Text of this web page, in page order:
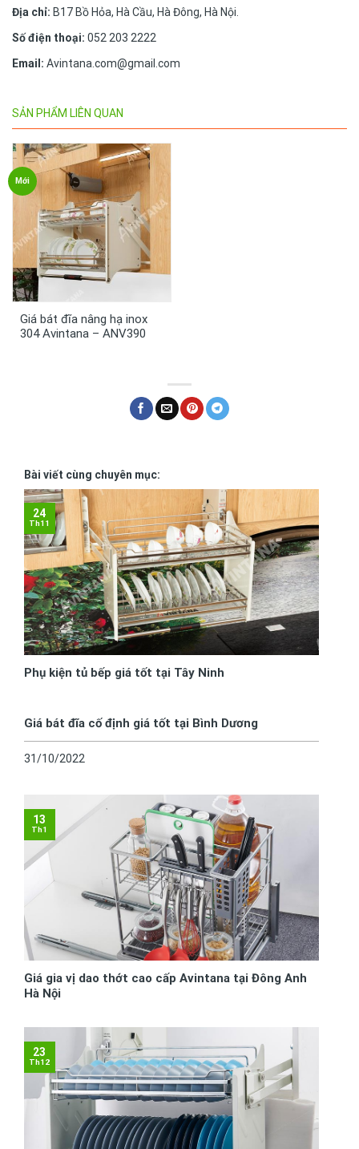
Địa chỉ: B17 Bồ Hỏa, Hà Cầu, Hà Đông, Hà Nội.
Số điện thoại: 052 203 2222
Email: Avintana.com@gmail.com
SẢN PHẨM LIÊN QUAN
Mới
Giá bát đĩa nâng hạ inox
304 Avintana – ANV390
Bài viết cùng chuyên mục:
Phụ kiện tủ bếp giá tốt tại Tây Ninh
24
Th11
Giá bát đĩa cố định giá tốt tại Bình Dương
31/10/2022
Giá gia vị dao thớt cao cấp Avintana tại Đông Anh
Hà Nội
13
Th1
23
Th12